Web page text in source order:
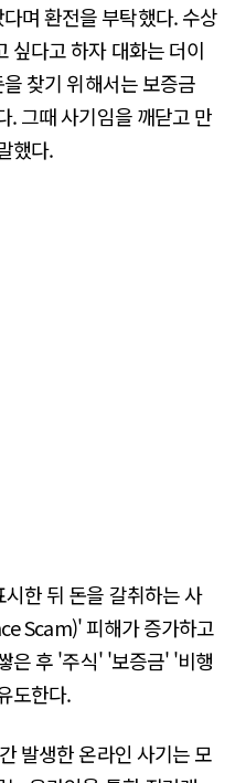
며 환전을 부탁했다. 수상
싶다고 하자 대화는 더이
찾기 위해서는 보증금
. 그때 사기임을 깨닫고 만
했다.
한 뒤 돈을 갈취하는 사
Scam)' 피해가 증가하고
은 후 '주식' '보증금' '비행
도한다.
발생한 온라인 사기는 모